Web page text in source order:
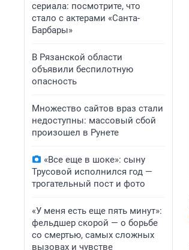
сериала: посмотрите, что
стало с актерами «Санта-
Барбары»
В Рязанской области
объявили беспилотную
опасность
Множество сайтов враз стали
недоступны: массовый сбой
произошел в Рунете
«Все еще в шоке»: сыну
Трусовой исполнился год —
трогательный пост и фото
«У меня есть еще пять минут»:
фельдшер скорой — о борьбе
со смертью, самых сложных
вызовах и чувстве